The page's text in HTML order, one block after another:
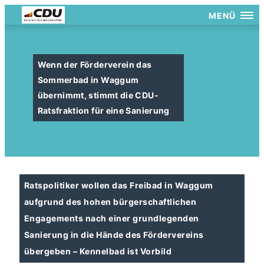
MENÜ
Wenn der Förderverein das
Sommerbad in Waggum
übernimmt, stimmt die CDU-
Ratsfraktion für eine Sanierung
Ratspolitiker wollen das Freibad in Waggum
aufgrund des hohen bürgerschaftlichen
Engagements nach einer grundlegenden
Sanierung in die Hände des Fördervereins
übergeben – Kennelbad ist Vorbild